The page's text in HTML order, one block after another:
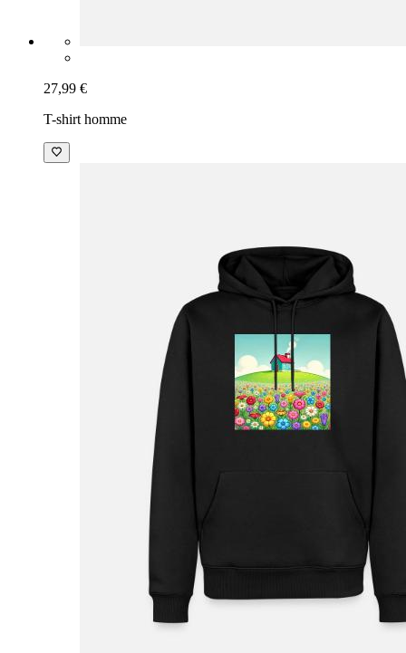
27,99 €
T-shirt homme